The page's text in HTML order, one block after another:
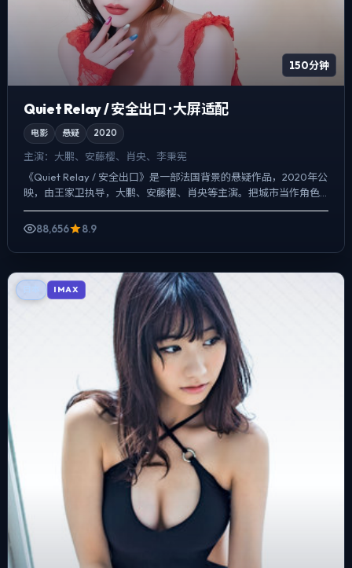
150分钟
Quiet Relay / 安全出口 · 大屏适配
电影 悬疑 2020
主演： 大鹏、安藤樱、肖央、李秉宪
《Quiet Relay / 安全出口》是一部法国背景的悬疑作品，2020年公
映，由王家卫执导，大鹏、安藤樱、肖央等主演。把城市当作角色
来写，夜景与雨声贯穿全片，喜剧桥段服务于...
88,656
8.9
IMAX